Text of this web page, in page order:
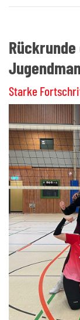
Rückrunde
Starke